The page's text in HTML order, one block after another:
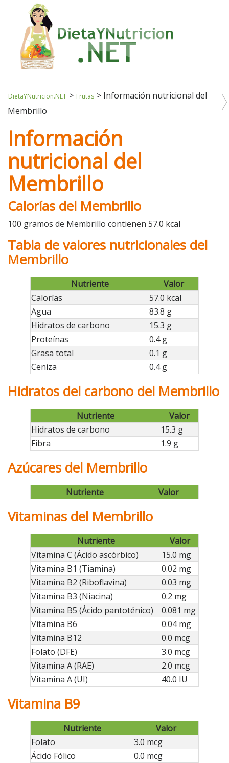
DietaYNutricion.NET > Frutas > Información nutricional del
Membrillo
Información
nutricional del
Membrillo
Calorías del Membrillo
100 gramos de Membrillo contienen 57.0 kcal
Tabla de valores nutricionales del
Membrillo
Nutriente
Valor
Calorías
57.0 kcal
Agua
83.8 g
Hidratos de carbono
15.3 g
Proteínas
0.4 g
Grasa total
0.1 g
Ceniza
0.4 g
Hidratos del carbono del Membrillo
Nutriente
Valor
Hidratos de carbono
15.3 g
Fibra
1.9 g
Azúcares del Membrillo
Nutriente Valor
Vitaminas del Membrillo
Nutriente
Valor
Vitamina C (Ácido ascórbico)
15.0 mg
Vitamina B1 (Tiamina)
0.02 mg
Vitamina B2 (Riboflavina)
0.03 mg
Vitamina B3 (Niacina)
0.2 mg
Vitamina B5 (Ácido pantoténico)
0.081 mg
Vitamina B6
0.04 mg
Vitamina B12
0.0 mcg
Folato (DFE)
3.0 mcg
Vitamina A (RAE)
2.0 mcg
Vitamina A (UI)
40.0 IU
Vitamina B9
Nutriente
Valor
Folato
3.0 mcg
Ácido Fólico
0.0 mcg